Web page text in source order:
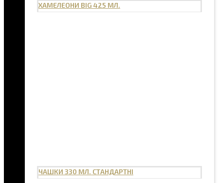
ХАМЕЛЕОНИ BIG 425 МЛ.
ЧАШКИ 330 МЛ. СТАНДАРТНІ